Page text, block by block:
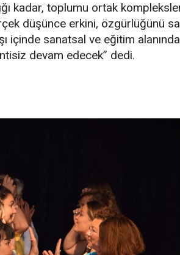
kadar, toplumu ortak
düşünce erkini, özgürlüğünü
içinde sanatsal ve eğitim
devam edecek” dedi.